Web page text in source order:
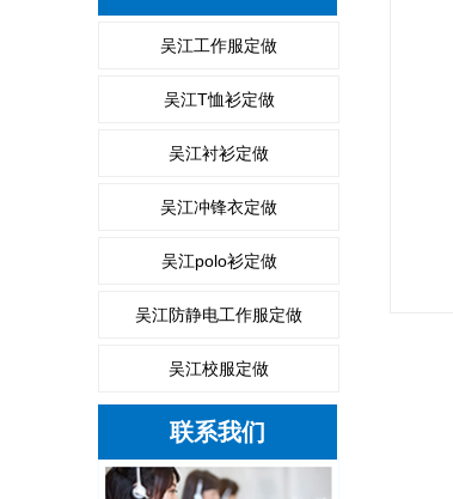
吴江工作服定做
吴江T恤衫定做
吴江衬衫定做
吴江冲锋衣定做
吴江polo衫定做
吴江防静电工作服定做
吴江校服定做
联系我们